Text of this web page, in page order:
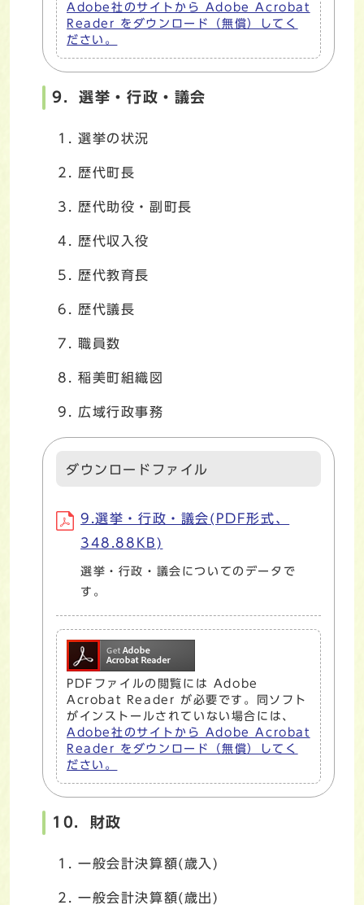
Adobe社のサイトから Adobe Acrobat
Reader をダウンロード（無償）してく
ださい。
9．選挙・行政・議会
選挙の状況
歴代町長
歴代助役・副町長
歴代収入役
歴代教育長
歴代議長
職員数
稲美町組織図
広域行政事務
ダウンロードファイル
9.選挙・行政・議会(PDF形式、
348.88KB)
選挙・行政・議会についてのデータで
す。
PDFファイルの閲覧には Adobe
Acrobat Reader が必要です。同ソフト
がインストールされていない場合には、
Adobe社のサイトから Adobe Acrobat
Reader をダウンロード（無償）してく
ださい。
10．財政
一般会計決算額(歳入)
一般会計決算額(歳出)